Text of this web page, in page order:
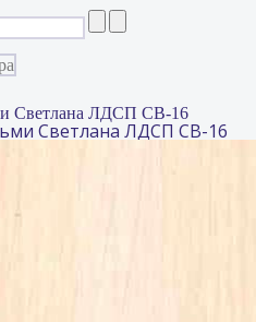
Светлана ЛДСП СВ-16
Светлана ЛДСП СВ-16